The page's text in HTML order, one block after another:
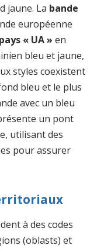
jaune. La bande
européenne
« UA » en
bleu et jaune,
styles coexistent
bleu et le plus
avec un bleu
un pont
utilisant des
pour assurer
à des codes
(oblasts) et